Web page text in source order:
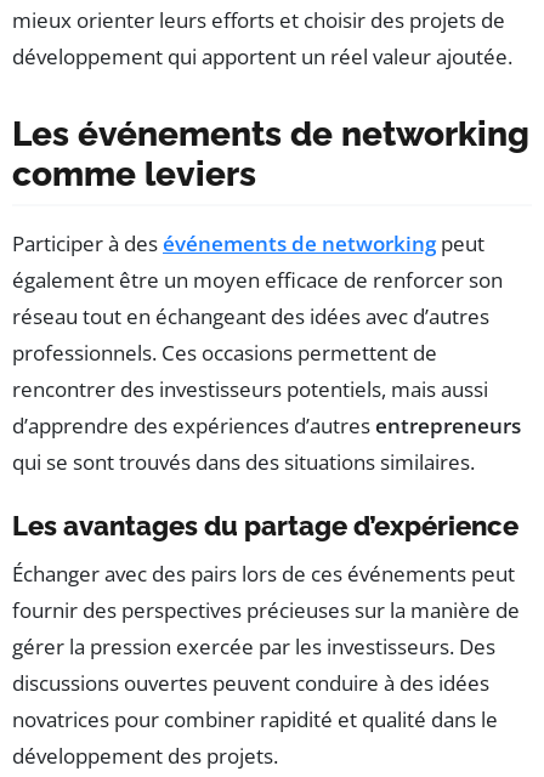
mieux orienter leurs efforts et choisir des projets de
développement qui apportent un réel valeur ajoutée.
Les événements de networking
comme leviers
Participer à desévénements de networkingpeut
également être un moyen efficace de renforcer son
réseau tout en échangeant des idées avec d’autres
professionnels. Ces occasions permettent de
rencontrer des investisseurs potentiels, mais aussi
d’apprendre des expériences d’autresentrepreneurs
qui se sont trouvés dans des situations similaires.
Les avantages du partage d’expérience
Échanger avec des pairs lors de ces événements peut
fournir des perspectives précieuses sur la manière de
gérer la pression exercée par les investisseurs. Des
discussions ouvertes peuvent conduire à des idées
novatrices pour combiner rapidité et qualité dans le
développement des projets.